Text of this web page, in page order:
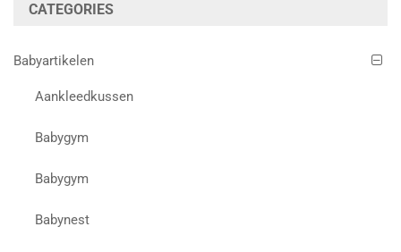
CATEGORIES
Babyartikelen
Aankleedkussen
Babygym
Babygym
Babynest